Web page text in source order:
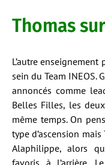
Thomas
L’autre enseignement
sein du Team INEOS.
annoncés comme
Belles Filles, les
même temps. On
type d’ascension
Alaphilippe, alors
favoris à l’arrière.